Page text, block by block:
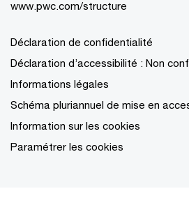
www.pwc.com/structure
Déclaration de confidentialité
Déclaration d’accessibilité : Non
Informations légales
Schéma pluriannuel de mise en
Information sur les cookies
Paramétrer les cookies